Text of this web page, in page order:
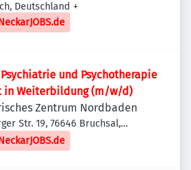
Deutschland +
und Psychotherapie
in Weiterbildung (m/w/d)
Zentrum Nordbaden
Str. 19, 76646 Bruchsal,